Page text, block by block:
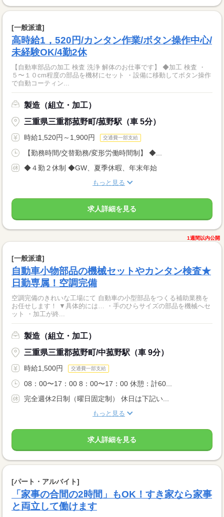
[一般派遣]
高時給1，520円/カンタン作業/ボタン操作中心/
未経験OK/4勤2休
【自動車部品の加工 検査 洗浄 解体のお仕事です】 ◆加工 検査 ・
５〜１０cm程度の部品を機材にセット ・設備に移動してボタン操作
で自動コーティン...
製造（組立・加工）
三重県三重郡菰野町/菰野駅（車 5分）
時給1,520円～1,900円 交通費一部支給
【勤務時間/交替勤務/変形労働時間制】 ◆...
◆４勤２休制 ◆GW、夏季休暇、年末年始
もっと見る
求人詳細を見る
1週間以内公開
[一般派遣]
自動車小物部品の機械セットやカンタン検査★
日勤専属！空調完備
空調完備のきれいな工場にて 自動車の小型部品をつくる補助業務を
お任せします！ ▼具体的には… ・手のひらサイズの部品を機械へセ
ット ・加工が終...
製造（組立・加工）
三重県三重郡菰野町/中菰野駅（車 9分）
時給1,500円 交通費一部支給
08：00〜17：00 8：00〜17：00 休憩：計60...
完全週休2日制（曜日固定制） 休日は下記い...
もっと見る
求人詳細を見る
[パート・アルバイト]
「家事の合間の2時間」もOK！すき家なら家事
と両立して働けます